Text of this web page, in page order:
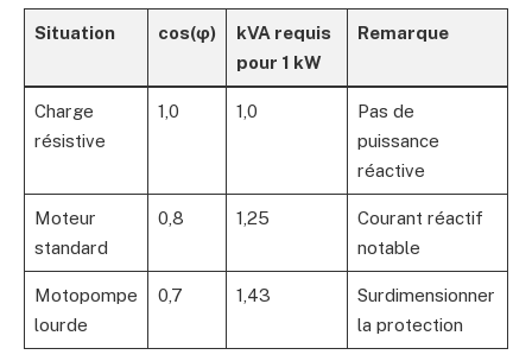
Situation cos(φ)
kVA requis
pour 1 kW
Remarque
Charge
résistive
1,0 1,0
Pas de
puissance
réactive
Moteur
standard
0,8 1,25
Courant réactif
notable
Motopompe
lourde
0,7 1,43
Surdimensionner
la protection